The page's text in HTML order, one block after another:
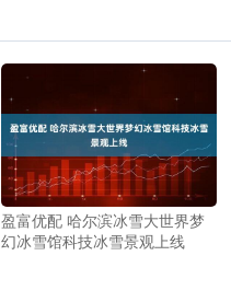
盈富优配 哈尔滨冰雪大世界梦
幻冰雪馆科技冰雪景观上线